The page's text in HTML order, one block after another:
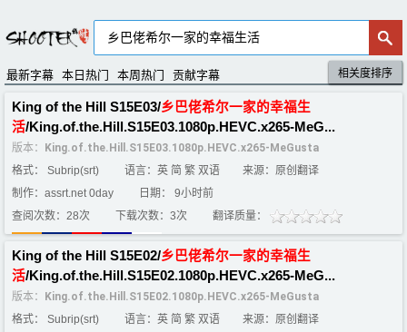
最新字幕 本日热门 本周热门 贡献字幕 默认排序
评分排序
相关度排序
King of the Hill S15E03/乡 巴佬希尔一家的幸福生
活/King.of.the.Hill.S15E03.1080p.HEVC.x265-MeG...
版本：
King.of.the.Hill.S15E03.1080p.HEVC.x265-MeGusta
格式： Subrip(srt)
语言：英 简 繁 双语
来源：原创翻译
制作：assrt.net 0day
日期： 9小时前
查阅次数：28次
下载次数：3次 翻译质量：
King of the Hill S15E02/乡 巴佬希尔一家的幸福生
活/King.of.the.Hill.S15E02.1080p.HEVC.x265-MeG...
版本：
King.of.the.Hill.S15E02.1080p.HEVC.x265-MeGusta
格式： Subrip(srt)
语言：英 简 繁 双语
来源：原创翻译